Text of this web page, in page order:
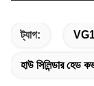
ট্যাগ:
হাউ সিলিন্ডার হেড